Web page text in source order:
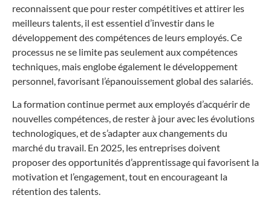
reconnaissent que pour rester compétitives et attirer les
meilleurs talents, il est essentiel d’investir dans le
développement des compétences de leurs employés. Ce
processus ne se limite pas seulement aux compétences
techniques, mais englobe également le développement
personnel, favorisant l’épanouissement global des salariés.
La formation continue permet aux employés d’acquérir de
nouvelles compétences, de rester à jour avec les évolutions
technologiques, et de s’adapter aux changements du
marché du travail. En 2025, les entreprises doivent
proposer des opportunités d’apprentissage qui favorisent la
motivation et l’engagement, tout en encourageant la
rétention des talents.